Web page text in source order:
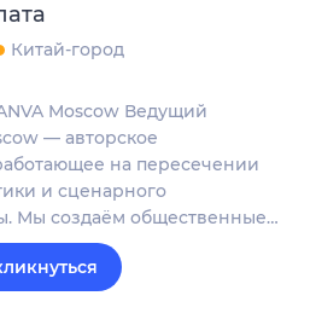
Китай-город
Moscow Ведущий
— авторское
на пересечении
и сценарного
Мы создаём общественные…